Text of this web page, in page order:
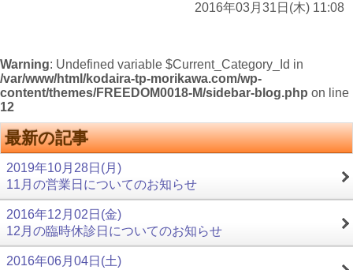
2016年03月31日(木) 11:08
Warning: Undefined variable $Current_Category_Id in
/var/www/html/kodaira-tp-morikawa.com/wp-
content/themes/FREEDOM0018-M/sidebar-blog.php on line
12
最新の記事
2019年10月28日(月)
11月の営業日についてのお知らせ
2016年12月02日(金)
12月の臨時休診日についてのお知らせ
2016年06月04日(土)